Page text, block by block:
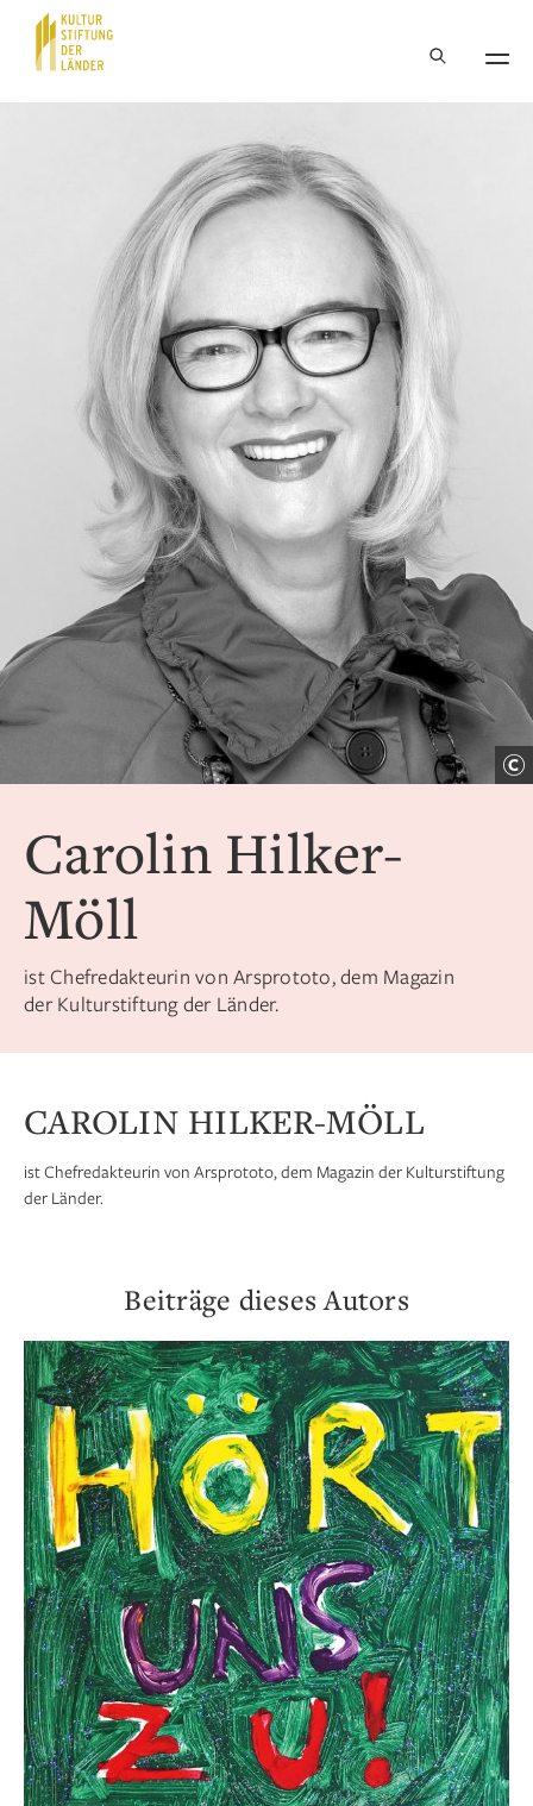
Hauptnavigation
Carolin Hilker-
Möll
ist Chefredakteurin von Arsprototo, dem Magazin
der Kulturstiftung der Länder.
CAROLIN HILKER-MÖLL
ist Chefredakteurin von Arsprototo, dem Magazin der Kulturstiftung
der Länder.
Beiträge dieses Autors